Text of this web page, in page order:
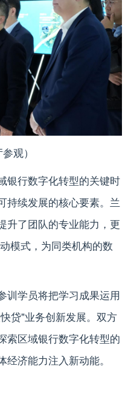
参观）
银行数字化转型的关键时
持续发展的核心要素。兰
升了团队的专业能力，更
模式，为同类机构的数
训学员将把学习成果运用
贷"业务创新发展。双方
索区域银行数字化转型的
济能力注入新动能。